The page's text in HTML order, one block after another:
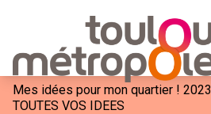
Mes idées pour mon quartier ! 2023
TOUTES VOS IDEES